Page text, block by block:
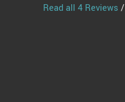
Read all 4 Reviews /